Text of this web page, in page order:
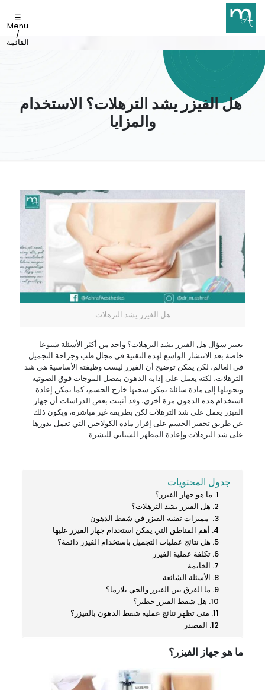
☰
Menu
/
القائمة
هل الفيزر يشد الترهلات؟ الاستخدام
والمزايا
هل الفيزر يشد الترهلات
يعتبر سؤال هل الفيزر يشد الترهلات؟ واحد من أكثر الأسئلة شيوعا
خاصة بعد الانتشار الواسع لهذه التقنية في مجال طب وجراحة التجميل
في العالم، لكن يمكن توضيح أن الفيزر ليست وظيفته الأساسية هي شد
الترهلات، لكنه يعمل على إذابة الدهون بفضل الموجات فوق الصوتية
وتحويلها إلى مادة سائلة يمكن سحبها خارج الجسم، كما يمكن إعادة
استخدام هذه الدهون مرة أخرى، وقد أثبتت بعض الدراسات أن جهاز
الفيزر يعمل على شد الترهلات لكن بطريقة غير مباشرة، ويكون ذلك
عن طريق تحفيز الجسم على إفراز مادة الكولاجين التي تعمل بدورها
على شد الترهلات وإعادة المظهر الشبابي للبشرة.
جدول المحتويات
ما هو جهاز الفيزر؟
هل الفيزر يشد الترهلات؟
مميزات تقنية الفيزر في شفط الدهون
أهم المناطق التي يمكن استخدام جهاز الفيزر عليها
هل نتائج عمليات التجميل باستخدام الفيزر دائمة؟
تكلفة عملية الفيزر
الخاتمة
الأسئلة الشائعة
ما الفرق بين الفيزر والجي بلازما؟
هل شفط الفيزر خطير؟
متى تظهر نتائج عملية شفط الدهون بالفيزر؟
المصدر
ما هو جهاز الفيزر؟